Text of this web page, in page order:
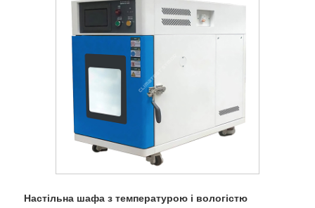
Настільна шафа з температурою і вологістю